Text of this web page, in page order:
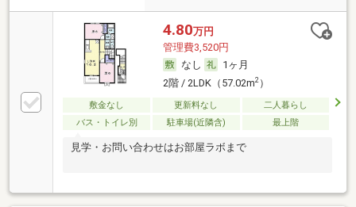
4.80万円
管理費3,520円
なし
1ヶ月
2階 / 2LDK（57.02m2）
敷金なし 更新料なし
二人暮らし
バス・トイレ別
駐車場(近隣含) 最上階
見学・お問い合わせはお部屋ラボまで